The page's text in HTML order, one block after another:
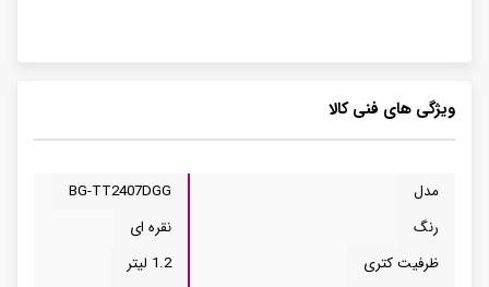
ویژگی های فنی کالا
مدل
BG-TT2407DGG
رنگ
نقره ای
ظرفیت کتری
1.2 لیتر